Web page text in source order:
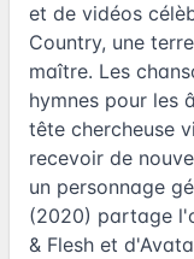
et de vidéos
Country, une
maître. Les
hymnes pour les
tête chercheuse
recevoir de
un personnage
(2020) partage
& Flesh et